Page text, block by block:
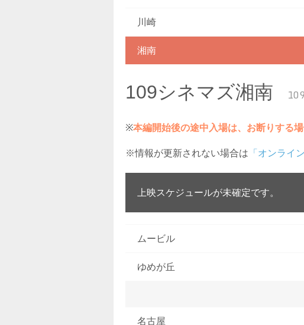
川崎
湘南
109シネマズ湘南
※本編開始後の途中入場は、お断りする
※情報が更新されない場合は 「オンライ
上映スケジュールが未確定です。
ムービル
ゆめが丘
名古屋